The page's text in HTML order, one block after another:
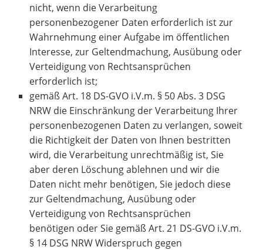
nicht, wenn die Verarbeitung
personenbezogener Daten erforderlich ist zur
Wahrnehmung einer Aufgabe im öffentlichen
Interesse, zur Geltendmachung, Ausübung oder
Verteidigung von Rechtsansprüchen
erforderlich ist;
gemäß Art. 18 DS-GVO i.V.m. § 50 Abs. 3 DSG
NRW die Einschränkung der Verarbeitung Ihrer
personenbezogenen Daten zu verlangen, soweit
die Richtigkeit der Daten von Ihnen bestritten
wird, die Verarbeitung unrechtmäßig ist, Sie
aber deren Löschung ablehnen und wir die
Daten nicht mehr benötigen, Sie jedoch diese
zur Geltendmachung, Ausübung oder
Verteidigung von Rechtsansprüchen
benötigen oder Sie gemäß Art. 21 DS-GVO i.V.m.
§ 14 DSG NRW Widerspruch gegen